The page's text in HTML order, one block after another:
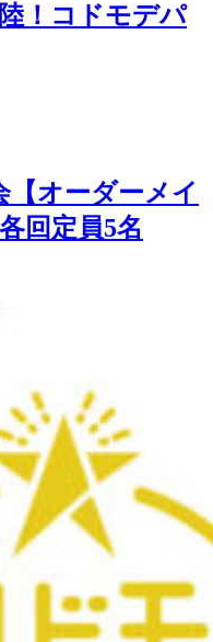
！コドモデパ
【オーダーメイ
回定員5名